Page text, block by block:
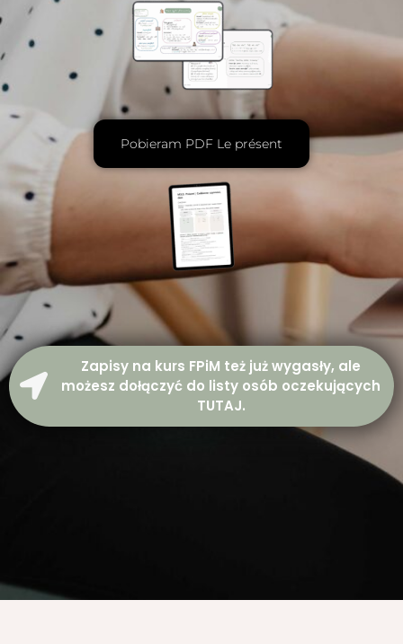
Pobieram PDF Le présent
Zapisy na kurs FPiM też już wygasły, ale
możesz dołączyć do listy osób oczekujących
TUTAJ.